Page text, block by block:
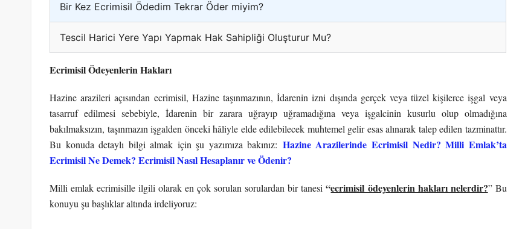
Bir Kez Ecrimisil Ödedim Tekrar Öder miyim?
Tescil Harici Yere Yapı Yapmak Hak Sahipliği Oluşturur Mu?
Ecrimisil Ödeyenlerin Hakları
Hazine arazileri açısından ecrimisil, Hazine taşınmazının, İdarenin izni dışında gerçek veya tüzel kişilerce işgal veya
tasarruf edilmesi sebebiyle, İdarenin bir zarara uğrayıp uğramadığına veya işgalcinin kusurlu olup olmadığına
bakılmaksızın, taşınmazın işgalden önceki hâliyle elde edilebilecek muhtemel gelir esas alınarak talep edilen tazminattır.
Bu konuda detaylı bilgi almak için şu yazımıza bakınız: Hazine Arazilerinde Ecrimisil Nedir? Milli Emlak’ta
Ecrimisil Ne Demek? Ecrimisil Nasıl Hesaplanır ve Ödenir?
Milli emlak ecrimisille ilgili olarak en çok sorulan sorulardan bir tanesi“ecrimisil ödeyenlerin hakları nelerdir?” Bu
konuyu şu başlıklar altında irdeliyoruz: